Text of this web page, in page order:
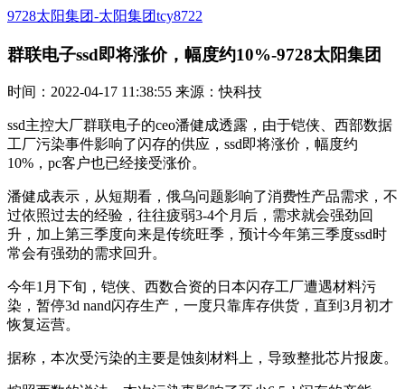
9728太阳集团-太阳集团tcy8722
群联电子ssd即将涨价，幅度约10%-9728太阳集团
时间：2022-04-17 11:38:55 来源：快科技
ssd主控大厂群联电子的ceo潘健成透露，由于铠侠、西部数据
工厂污染事件影响了闪存的供应，ssd即将涨价，幅度约
10%，pc客户也已经接受涨价。
潘健成表示，从短期看，俄乌问题影响了消费性产品需求，不
过依照过去的经验，往往疲弱3-4个月后，需求就会强劲回
升，加上第三季度向来是传统旺季，预计今年第三季度ssd时
常会有强劲的需求回升。
今年1月下旬，铠侠、西数合资的日本闪存工厂遭遇材料污
染，暂停3d nand闪存生产，一度只靠库存供货，直到3月初才
恢复运营。
据称，本次受污染的主要是蚀刻材料上，导致整批芯片报废。